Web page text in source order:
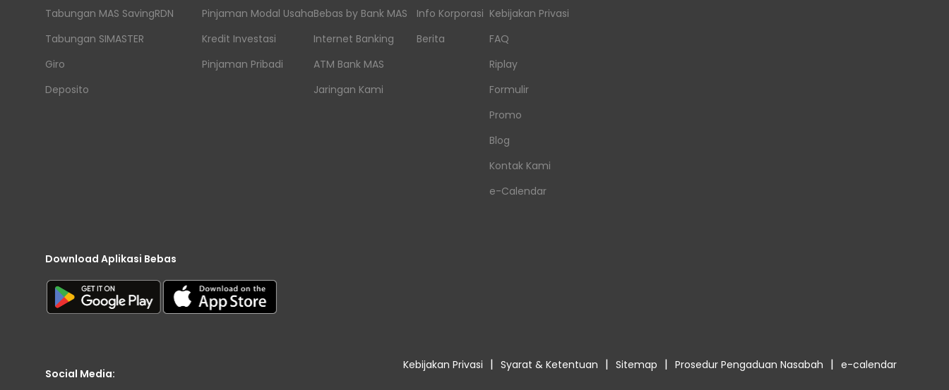
Tabungan MAS Saving
Tabungan SIMASTER
Giro
Deposito
RDN
Pinjaman Modal Usaha
Kredit Investasi
Pinjaman Pribadi
Bebas by Bank MAS
Internet Banking
ATM Bank MAS
Jaringan Kami
Info Korporasi
Berita
Kebijakan Privasi
FAQ
Riplay
Formulir
Promo
Blog
Kontak Kami
e-Calendar
Download Aplikasi Bebas
Social Media:
Kebijakan Privasi | Syarat & Ketentuan | Sitemap | Prosedur Pengaduan Nasabah | e-calendar